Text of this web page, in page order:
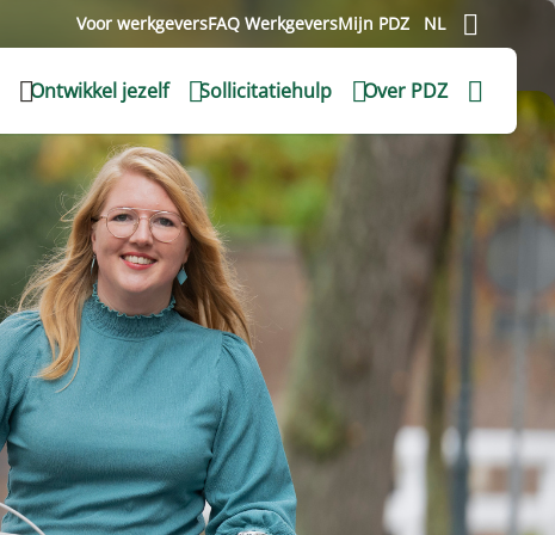
Voor werkgeversFAQ WerkgeversMijn PDZ NL
Ontwikkel jezelf Sollicitatiehulp Over PDZ